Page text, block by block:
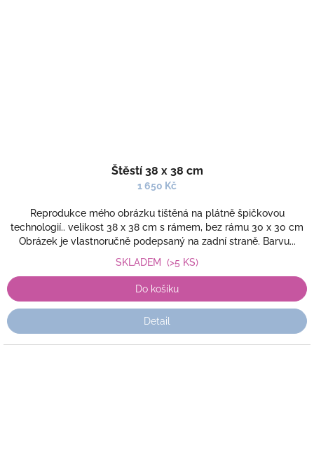
Štěstí 38 x 38 cm
1 650 Kč
Reprodukce mého obrázku tištěná na plátně špičkovou
technologií.. velikost 38 x 38 cm s rámem, bez rámu 30 x 30 cm
Obrázek je vlastnoručně podepsaný na zadní straně. Barvu...
SKLADEM (>5 KS)
Do košíku
Detail